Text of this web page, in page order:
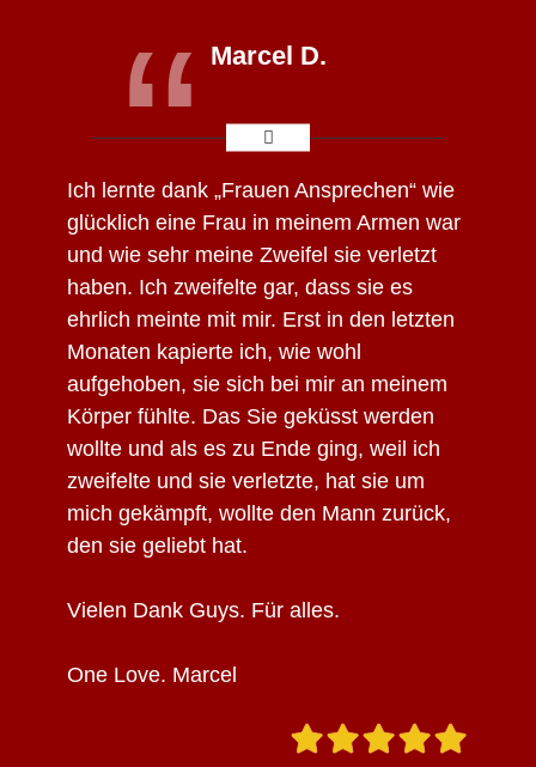
Marcel D.
“
Ich lernte dank „Frauen Ansprechen“ wie
glücklich eine Frau in meinem Armen war
und wie sehr meine Zweifel sie verletzt
haben. Ich zweifelte gar, dass sie es
ehrlich meinte mit mir. Erst in den letzten
Monaten kapierte ich, wie wohl
aufgehoben, sie sich bei mir an meinem
Körper fühlte. Das Sie geküsst werden
wollte und als es zu Ende ging, weil ich
zweifelte und sie verletzte, hat sie um
mich gekämpft, wollte den Mann zurück,
den sie geliebt hat.
Vielen Dank Guys. Für alles.
One Love. Marcel